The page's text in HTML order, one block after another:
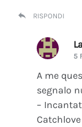
RISPONDI
5
A me
segnalo
–
Catchlove